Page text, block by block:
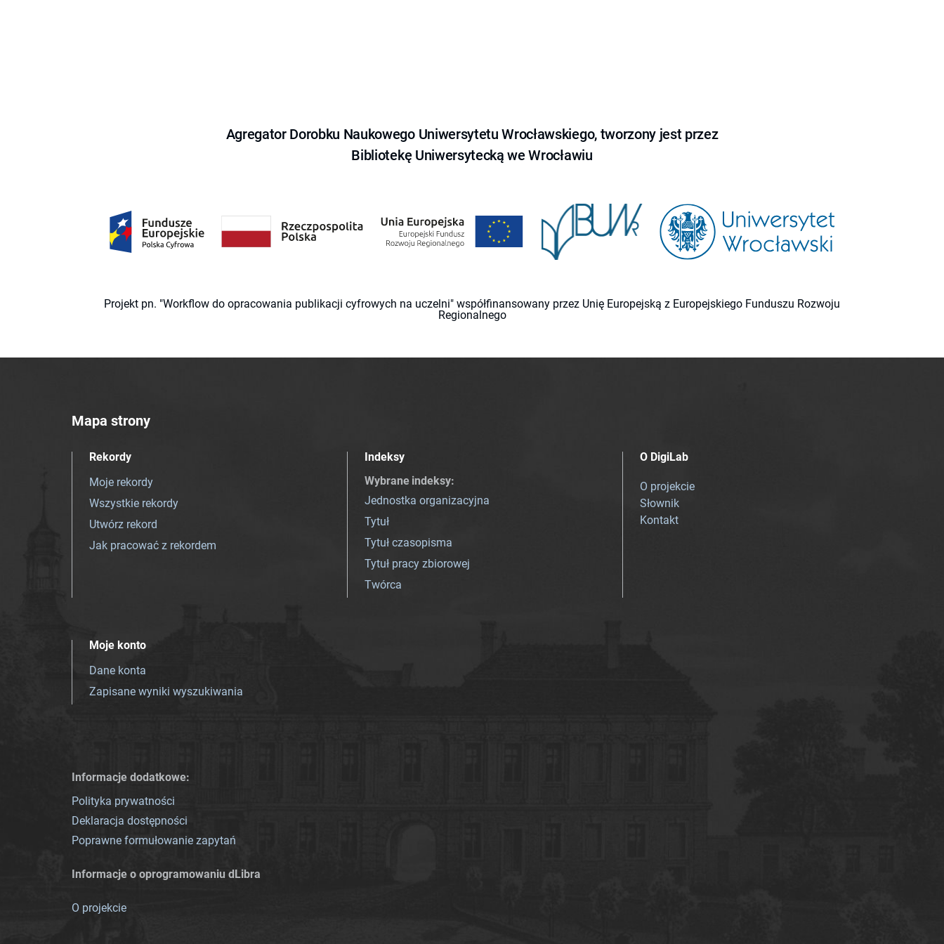
Agregator Dorobku Naukowego Uniwersytetu Wrocławskiego, tworzony jest przez
Bibliotekę Uniwersytecką we Wrocławiu
Projekt pn. "Workflow do opracowania publikacji cyfrowych na uczelni" współfinansowany przez Unię Europejską z Europejskiego Funduszu Rozwoju
Regionalnego
Mapa strony
Rekordy
Moje rekordy
Wszystkie rekordy
Utwórz rekord
Jak pracować z rekordem
Indeksy
Wybrane indeksy:
Jednostka organizacyjna
Tytuł
Tytuł czasopisma
Tytuł pracy zbiorowej
Twórca
O DigiLab
O projekcie
Słownik
Kontakt
Moje konto
Dane konta
Zapisane wyniki wyszukiwania
Informacje dodatkowe:
Polityka prywatności
Deklaracja dostępności
Poprawne formułowanie zapytań
Informacje o oprogramowaniu dLibra
O projekcie